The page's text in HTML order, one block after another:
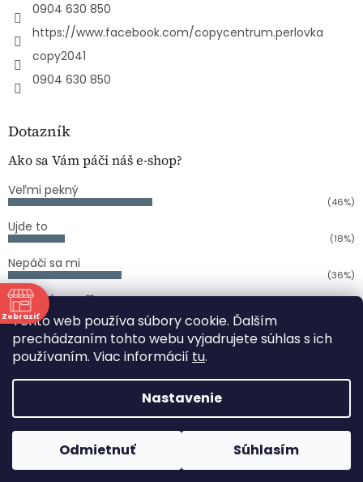
Tento web používa súbory cookie. Ďalším
prechádzaním tohto webu vyjadrujete súhlas s ich
používaním. Viac informácií tu.
Nastavenie
Odmietnuť Súhlasím
0904 630 850
https://www.facebook.com/copycentrum.perlovka
copy2041
0904 630 850
Dotazník
Ako sa Vám páči náš e-shop?
Veľmi pekný
(46%)
Ujde to
(18%)
Nepáči sa mi
(36%)
Počet hlasov:11
Copyright 2026COPY CENTRUM PAPIERNICTVO
PERLOVKA. Všetky práva vyhradené.Upraviť nastavenie
Zobraziť